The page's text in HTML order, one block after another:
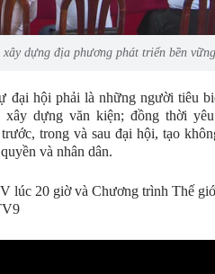
dựng địa phương phát triển bền
đại hội phải là những người tiêu
dựng văn kiện; đồng thời
trong và sau đại hội, tạo
và nhân dân.
lúc 20 giờ và Chương trình Thế